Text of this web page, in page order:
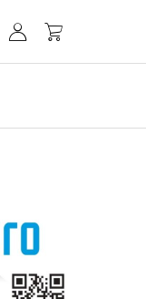
 